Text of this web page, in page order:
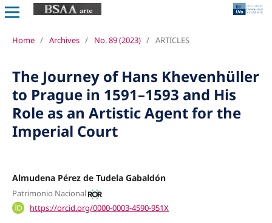
Home / Archives / No. 89 (2023) / ARTICLES
The Journey of Hans Khevenhüller
to Prague in 1591–1593 and His
Role as an Artistic Agent for the
Imperial Court
Almudena Pérez de Tudela Gabaldón
Patrimonio Nacional
https://orcid.org/0000-0003-4590-951X